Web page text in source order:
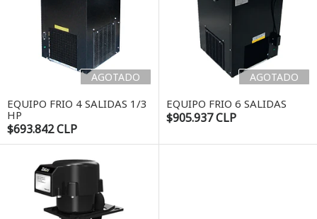
AGOTADO
EQUIPO FRIO 4 SALIDAS 1/3
HP
$693.842 CLP
AGOTADO
EQUIPO FRIO 6 SALIDAS
$905.937 CLP